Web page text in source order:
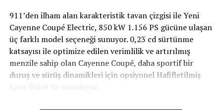
911’den ilham alan karakteristik tavan çizgisi ile Yeni
Cayenne Coupé Electric, 850 kW 1.156 PS gücüne ulaşan
üç farklı model seçeneği sunuyor. 0,23 cd sürtünme
katsayısı ile optimize edilen verimlilik ve artırılmış
menzile sahip olan Cayenne Coupé, daha sportif bir
duruş ve sürüş dinamikleri için opsiyonel Hafifletilmiş
Spor Paket ile sunuluyor.